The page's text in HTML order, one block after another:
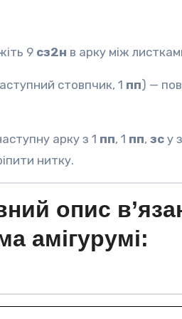
9 сз2н в арку між
стовпчик, 1 пп) —
арку з 1 пп, 1 пп, зс у
нитку.
опис
амігурумі: